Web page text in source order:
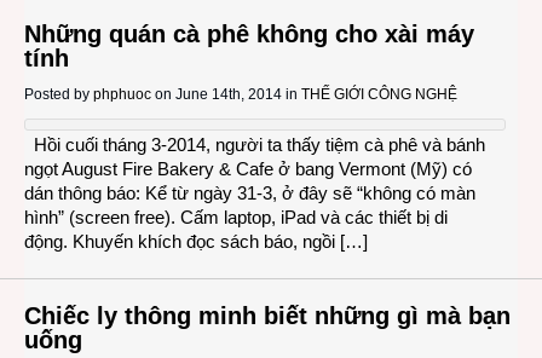
Những quán cà phê không cho xài máy
tính
Posted by phphuoc on June 14th, 2014 in THẾ GIỚI CÔNG NGHỆ
Hồi cuối tháng 3-2014, người ta thấy tiệm cà phê và bánh
ngọt August Fire Bakery & Cafe ở bang Vermont (Mỹ) có
dán thông báo: Kể từ ngày 31-3, ở đây sẽ “không có màn
hình” (screen free). Cấm laptop, iPad và các thiết bị di
động. Khuyến khích đọc sách báo, ngồi […]
Chiếc ly thông minh biết những gì mà bạn
uống